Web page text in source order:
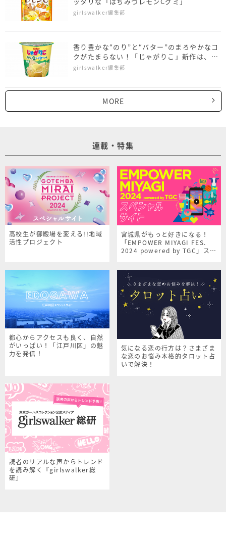
girlswalker編集部
香り豊かな“のり”と“バター”のまろやかなコ
クがたまらない！「じゃがりこ」新作は、の
り塩バター味
girlswalker編集部
MORE
連載・特集
高校生が御殿場を変える!!地域
活性プロジェクト
宮城県がもっと好きになる！
「EMPOWER MIYAGI FES.
2024 powered by TGC」スペ
都心からアクセスも良く、自然
がいっぱい！「江戸川区」の魅
力を発信！
気になる恋の行方は？さまざま
な恋のお悩み本格的タロット占
いで解決！
読者のリアルな声からトレンド
を読み解く『girlswalker総
研』